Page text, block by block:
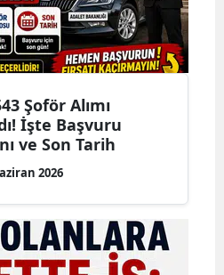
Şoför Alımı
İşte Başvuru
ve Son Tarih
2026